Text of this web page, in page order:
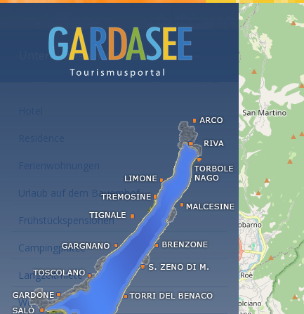
Unterkünfte am Gardasee
Ferienwohnungen
Urlaub auf dem Bauernhof
Frühstückspensionen
Campingplätze
Langzeitmiete
Wellness Hotel